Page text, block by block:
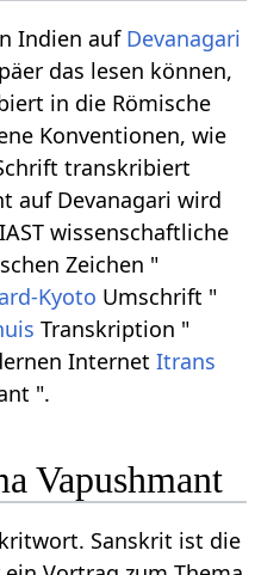
Indien auf Devanagari
das lesen können,
in die Römische
Konventionen, wie
transkribiert
auf Devanagari wird
wissenschaftliche
Zeichen "
Kyoto Umschrift "
Transkription "
InternetItrans
".
Vapushmant
Sanskrit ist die